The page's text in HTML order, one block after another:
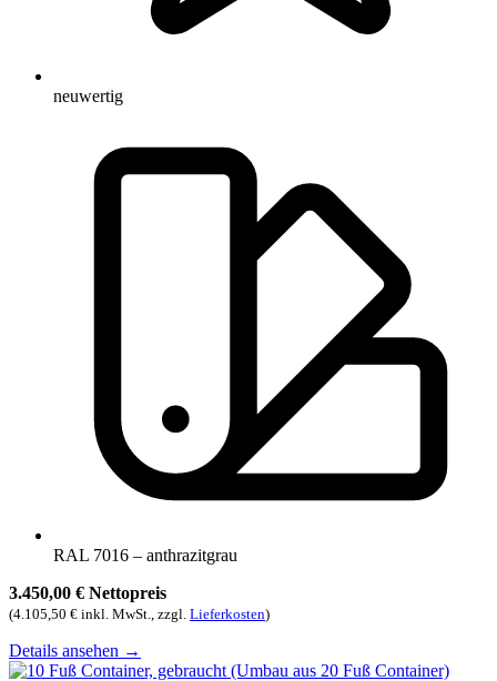
neuwertig
RAL 7016 – anthrazitgrau
3.450,00 € Nettopreis
(4.105,50 € inkl. MwSt., zzgl. Lieferkosten)
Details ansehen →